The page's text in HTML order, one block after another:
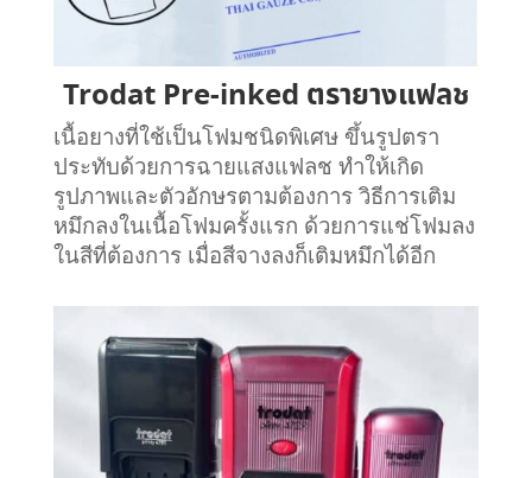
Trodat Pre-inked ตรายางแฟลช
เนื้อยางที่ใช้เป็นโฟมชนิดพิเศษ ขึ้นรูปตรา
ประทับด้วยการฉายแสงแฟลช ทำให้เกิด
รูปภาพและตัวอักษรตามต้องการ วิธีการเติม
หมึกลงในเนื้อโฟมครั้งแรก ด้วยการแช่โฟมลง
ในสีที่ต้องการ เมื่อสีจางลงก็เติมหมึกได้อีก